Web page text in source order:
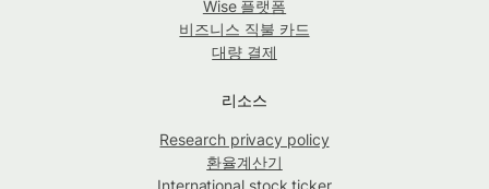
Wise 플랫폼
비즈니스 직불 카드
대량 결제
리소스
Research privacy policy
환율계산기
International stock ticker